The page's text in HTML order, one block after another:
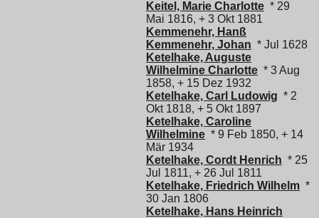
Keitel, Marie Charlotte * 29
Mai 1816, + 3 Okt 1881
Kemmenehr, Hanß
Kemmenehr, Johan * Jul 1628
Ketelhake, Auguste
Wilhelmine Charlotte * 3 Aug
1858, + 15 Dez 1932
Ketelhake, Carl Ludowig * 2
Okt 1818, + 5 Okt 1897
Ketelhake, Caroline
Wilhelmine * 9 Feb 1850, + 14
Mär 1934
Ketelhake, Cordt Henrich * 25
Jul 1811, + 26 Jul 1811
Ketelhake, Friedrich Wilhelm *
30 Jan 1806
Ketelhake, Hans Heinrich